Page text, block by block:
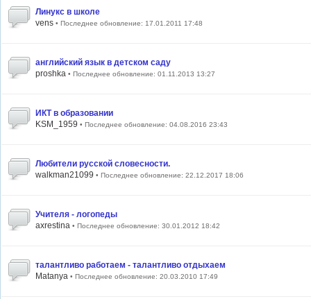
Линукс в школе
vens • Последнее обновление: 17.01.2011 17:48
английский язык в детском саду
proshka • Последнее обновление: 01.11.2013 13:27
ИКТ в образовании
KSM_1959 • Последнее обновление: 04.08.2016 23:43
Любители русской словесности.
walkman21099 • Последнее обновление: 22.12.2017 18:06
Учителя - логопеды
axrestina • Последнее обновление: 30.01.2012 18:42
талантливо работаем - талантливо отдыхаем
Matanya • Последнее обновление: 20.03.2010 17:49